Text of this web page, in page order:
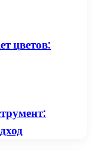
цветов: